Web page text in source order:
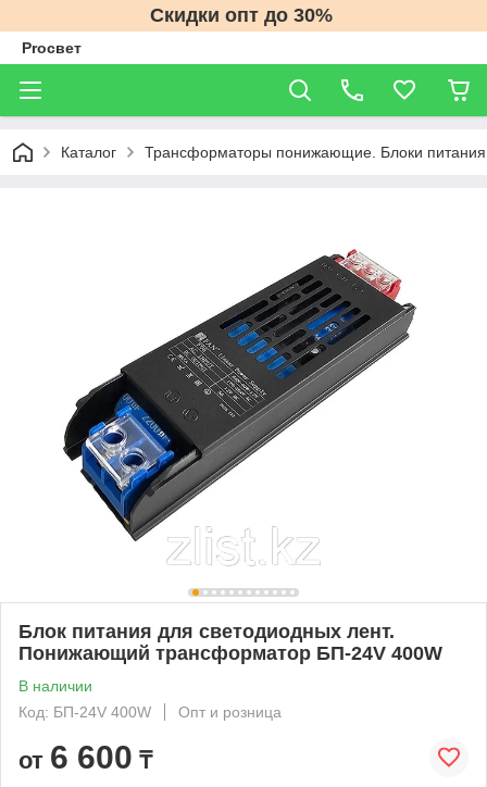
Скидки опт до 30%
Proсвет
Каталог Трансформаторы понижающие. Блоки
Блок питания для светодиодных лент.
Понижающий трансформатор БП-24V 400W
В наличии
Код: БП-24V 400W
Опт и розница
от 6 600 ₸